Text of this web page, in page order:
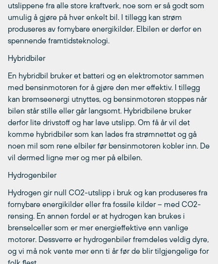
utslippene fra alle store kraftverk, noe som er så godt som
umulig å gjøre på hver enkelt bil. I tillegg kan strøm
produseres av fornybare energikilder. Elbilen er derfor en
spennende framtidsteknologi.
Hybridbiler
En hybridbil bruker et batteri og en elektromotor sammen
med bensinmotoren for å gjøre den mer effektiv. I tillegg
kan bremseenergi utnyttes, og bensinmotoren stoppes når
bilen står stille eller går langsomt. Hybridbilene bruker
derfor lite drivstoff og har lave utslipp. Om få år vil det
komme hybridbiler som kan lades fra strømnettet og gå
noen mil som rene elbiler før bensinmotoren kobler inn. De
vil dermed ligne mer og mer på elbilen.
Hydrogenbiler
Hydrogen gir null CO2-utslipp i bruk og kan produseres fra
fornybare energikilder eller fra fossile kilder – med CO2-
rensing. En annen fordel er at hydrogen kan brukes i
brenselceller som er mer energieffektive enn vanlige
motorer. Dessverre er hydrogenbiler fremdeles veldig dyre,
og vi må nok vente mer enn ti år før de blir tilgjengelige for